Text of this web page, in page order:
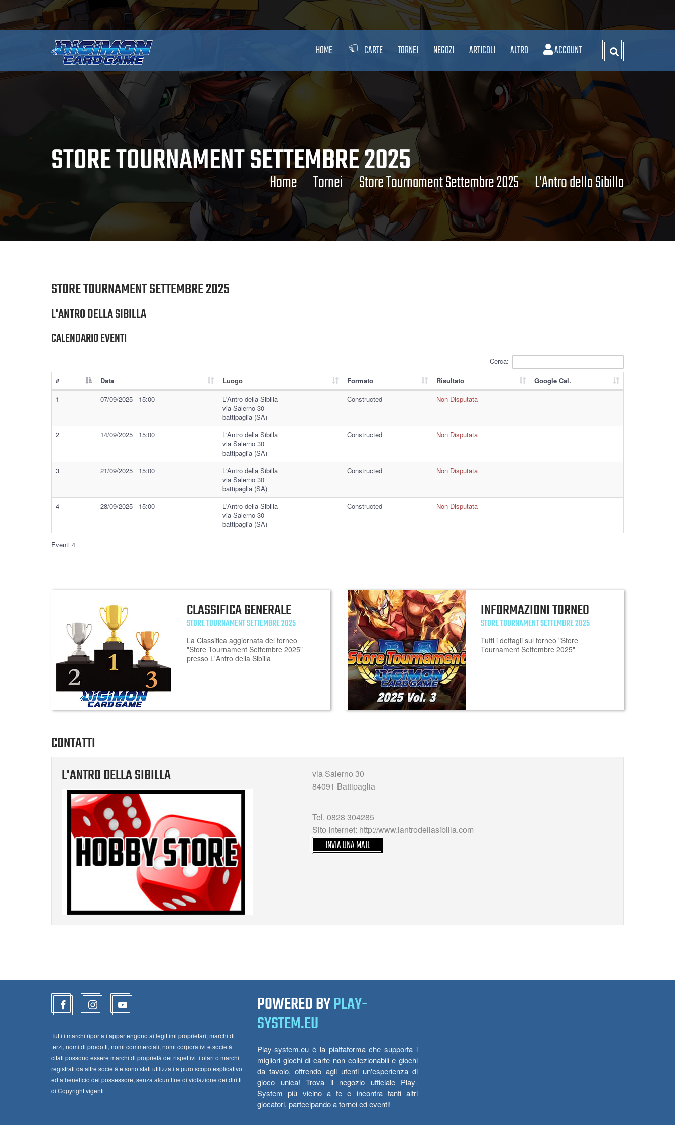
HOME CARTE TORNEI NEGOZI ARTICOLI ALTRO ACCOUNT
STORE TOURNAMENT SETTEMBRE 2025
Home Tornei Store Tournament Settembre 2025 L'Antro della Sibilla
STORE TOURNAMENT SETTEMBRE 2025
L'ANTRO DELLA SIBILLA
CALENDARIO EVENTI
Cerca:
# Data Luogo Formato Risultato
Google Cal.
1
07/09/2025 15:00
L'Antro della Sibilla
via Salerno 30
battipaglia (SA)
Constructed Non Disputata
2 14/09/2025 15:00
L'Antro della Sibilla
via Salerno 30
battipaglia (SA)
Constructed Non Disputata
3 21/09/2025 15:00
L'Antro della Sibilla
via Salerno 30
battipaglia (SA)
Constructed Non Disputata
4 28/09/2025 15:00
L'Antro della Sibilla
via Salerno 30
battipaglia (SA)
Constructed Non Disputata
Eventi 4
CLASSIFICA GENERALE
STORE TOURNAMENT SETTEMBRE 2025
La Classifica aggiornata del torneo
"Store Tournament Settembre 2025"
presso L'Antro della Sibilla
INFORMAZIONI TORNEO
STORE TOURNAMENT SETTEMBRE 2025
Tutti i dettagli sul torneo "Store
Tournament Settembre 2025"
CONTATTI
L'ANTRO DELLA SIBILLA
via Salerno 30
84091 Battipaglia
Tel. 0828 304285
Sito Internet: http://www.lantrodellasibilla.com
INVIA UNA MAIL
Tutti i marchi riportati appartengono ai legittimi proprietari; marchi di
terzi, nomi di prodotti, nomi commerciali, nomi corporativi e società
citati possono essere marchi di proprietà dei rispettivi titolari o marchi
registrati da altre società e sono stati utilizzati a puro scopo esplicativo
ed a beneficio del possessore, senza alcun fine di violazione dei diritti
di Copyright vigenti
POWERED BYPLAY-
SYSTEM.EU
Play-system.eu è la piattaforma che supporta i
migliori giochi di carte non collezionabili e giochi
da tavolo, offrendo agli utenti un'esperienza di
gioco unica! Trova il negozio ufficiale Play-
System più vicino a te e incontra tanti altri
giocatori, partecipando a tornei ed eventi!